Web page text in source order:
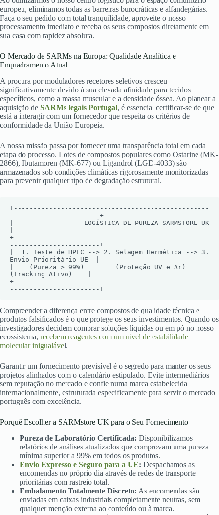
europeu, eliminamos todas as barreiras burocráticas e alfandegárias.
Faça o seu pedido com total tranquilidade, aproveite o nosso
processamento imediato e receba os seus compostos diretamente em
sua casa com rapidez absoluta.
O Mercado de SARMs na Europa: Qualidade Analítica e
Enquadramento Atual
A procura por moduladores recetores seletivos cresceu
significativamente devido à sua elevada afinidade para tecidos
específicos, como a massa muscular e a densidade óssea. Ao planear a
aquisição de SARMs legais Portugal, é essencial certificar-se de que
está a interagir com um fornecedor que respeita os critérios de
conformidade da União Europeia.
A nossa missão passa por fornecer uma transparência total em cada
etapa do processo. Lotes de compostos populares como Ostarine (MK-
2866), Ibutamoren (MK-677) ou Ligandrol (LGD-4033) são
armazenados sob condições climáticas rigorosamente monitorizadas
para prevenir qualquer tipo de degradação estrutural.
+--------------------------------------------------
-----------------------+
|                  LOGÍSTICA DE PUREZA SARMSTORE UK
+--------------------------------------------------
-----------------------+
|  1. Teste de HPLC --> 2. Selagem Hermética --> 3.
Envio Prioritário UE  |
|    (Pureza > 99%)        (Proteção UV e Ar)
(Tracking Ativo)    |
+--------------------------------------------------
Compreender a diferença entre compostos de qualidade técnica e
produtos falsificados é o que protege os seus investimentos. Quando os
investigadores decidem comprar soluções líquidas ou em pó no nosso
ecossistema, recebem reagentes com um nível de estabilidade
molecular inigualável.
Garantir um fornecimento previsível é o segredo para manter os seus
projetos alinhados com o calendário estipulado. Evite intermediários
sem reputação no mercado e confie numa marca estabelecida
internacionalmente, estruturada especificamente para servir o mercado
português com excelência.
Porquê Escolher a SARMstore UK para o Seu Fornecimento
Pureza de Laboratório Certificada: Disponibilizamos
relatórios de análises atualizados que comprovam uma pureza
mínima superior a 99% em todos os produtos.
Envio Expresso e Seguro para a UE: Despachamos as
encomendas no próprio dia através de redes de transporte
prioritárias com rastreio total.
Embalamento Totalmente Discreto: As encomendas são
enviadas em caixas industriais completamente neutras, sem
qualquer menção externa ao conteúdo ou à marca.